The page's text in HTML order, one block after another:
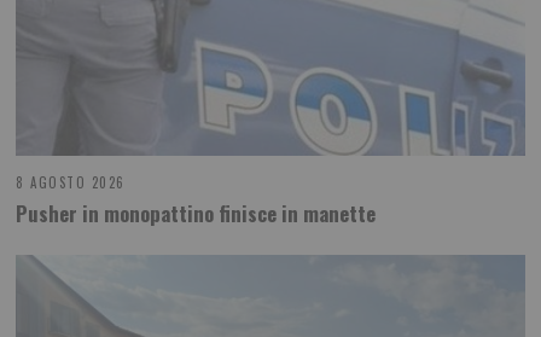
8 AGOSTO 2026
Pusher in monopattino finisce in manette